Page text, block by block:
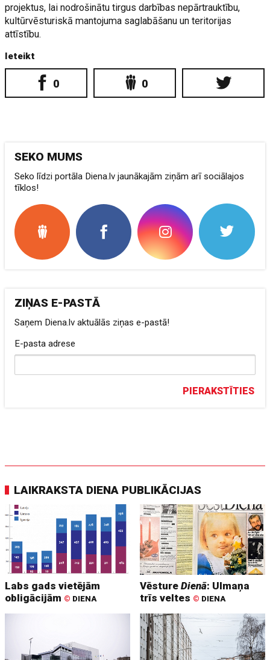
projektus, lai nodrošinātu tirgus darbības nepārtrauktību,
kultūrvēsturiskā mantojuma saglabāšanu un teritorijas
attīstību.
Ieteikt
0 0
SEKO MUMS
Seko līdzi portāla Diena.lv jaunākajām ziņām arī sociālajos
tīklos!
ZIŅAS E-PASTĀ
Saņem Diena.lv aktuālās ziņas e-pastā!
E-pasta adrese
PIERAKSTĪTIES
LAIKRAKSTA DIENA PUBLIKĀCIJAS
Labs gads vietējām
obligācijām © DIENA
VēstureDienā: Ulmaņa
trīs veltes © DIENA